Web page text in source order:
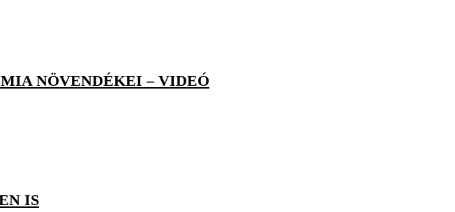
NÖVENDÉKEI – VIDEÓ
IS